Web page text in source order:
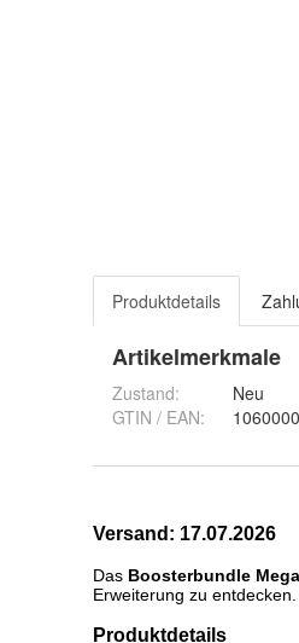
Produktdetails
Artikelmerkmale
Zustand:
Neu
GTIN / EAN: